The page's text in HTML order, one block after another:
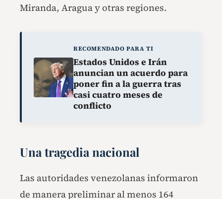
Miranda, Aragua y otras regiones.
RECOMENDADO PARA TI
Estados Unidos e Irán
anuncian un acuerdo para
poner fin a la guerra tras
casi cuatro meses de
conflicto
Una tragedia nacional
Las autoridades venezolanas informaron
de manera preliminar al menos 164